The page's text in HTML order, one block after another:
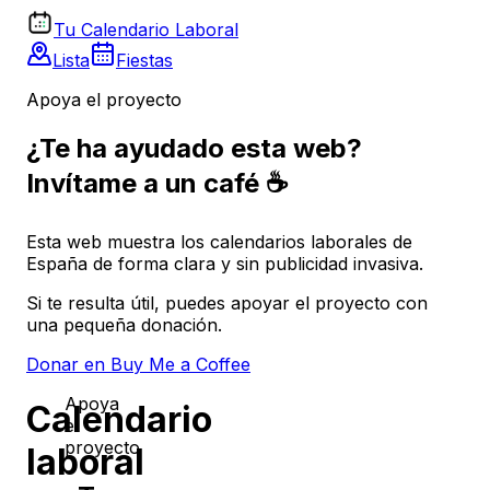
Tu Calendario Laboral
Lista
Fiestas
Apoya el proyecto
¿Te ha ayudado esta web?
Invítame a un café ☕
Esta web muestra los calendarios laborales de
España de forma clara y sin publicidad invasiva.
Si te resulta útil, puedes apoyar el proyecto con
una pequeña donación.
Donar en Buy Me a Coffee
Calendario
laboral
Apoya
el
proyecto